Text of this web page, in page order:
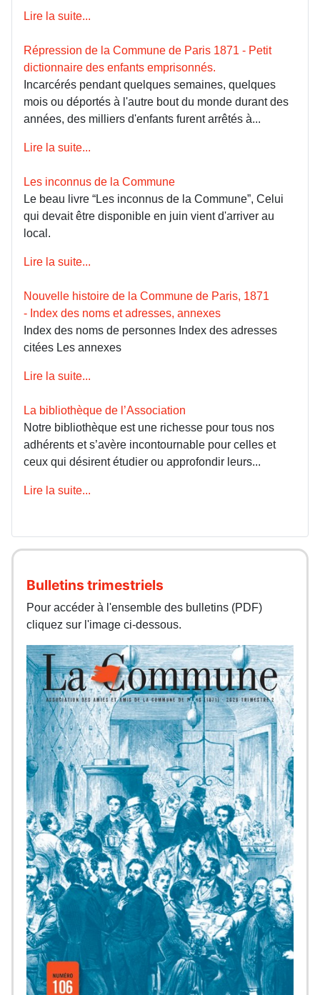
Lire la suite...
Répression de la Commune de Paris 1871 - Petit
dictionnaire des enfants emprisonnés.
Incarcérés pendant quelques semaines, quelques
mois ou déportés à l'autre bout du monde durant des
années, des milliers d'enfants furent arrêtés à...
Lire la suite...
Les inconnus de la Commune
Le beau livre “Les inconnus de la Commune”, Celui
qui devait être disponible en juin vient d'arriver au
local.
Lire la suite...
Nouvelle histoire de la Commune de Paris, 1871
- Index des noms et adresses, annexes
Index des noms de personnes Index des adresses
citées Les annexes
Lire la suite...
La bibliothèque de l’Association
Notre bibliothèque est une richesse pour tous nos
adhérents et s’avère incontournable pour celles et
ceux qui désirent étudier ou approfondir leurs...
Lire la suite...
Bulletins trimestriels
Pour accéder à l'ensemble des bulletins (PDF)
cliquez sur l'image ci-dessous.